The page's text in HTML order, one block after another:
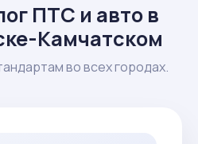
ПТС и авто в
Камчатском
во всех городах.